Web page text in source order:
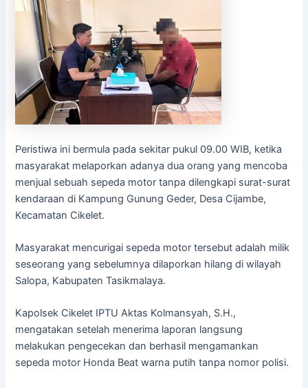
Peristiwa ini bermula pada sekitar pukul 09.00 WIB, ketika
masyarakat melaporkan adanya dua orang yang mencoba
menjual sebuah sepeda motor tanpa dilengkapi surat-surat
kendaraan di Kampung Gunung Geder, Desa Cijambe,
Kecamatan Cikelet.
Masyarakat mencurigai sepeda motor tersebut adalah milik
seseorang yang sebelumnya dilaporkan hilang di wilayah
Salopa, Kabupaten Tasikmalaya.
Kapolsek Cikelet IPTU Aktas Kolmansyah, S.H.,
mengatakan setelah menerima laporan langsung
melakukan pengecekan dan berhasil mengamankan
sepeda motor Honda Beat warna putih tanpa nomor polisi.